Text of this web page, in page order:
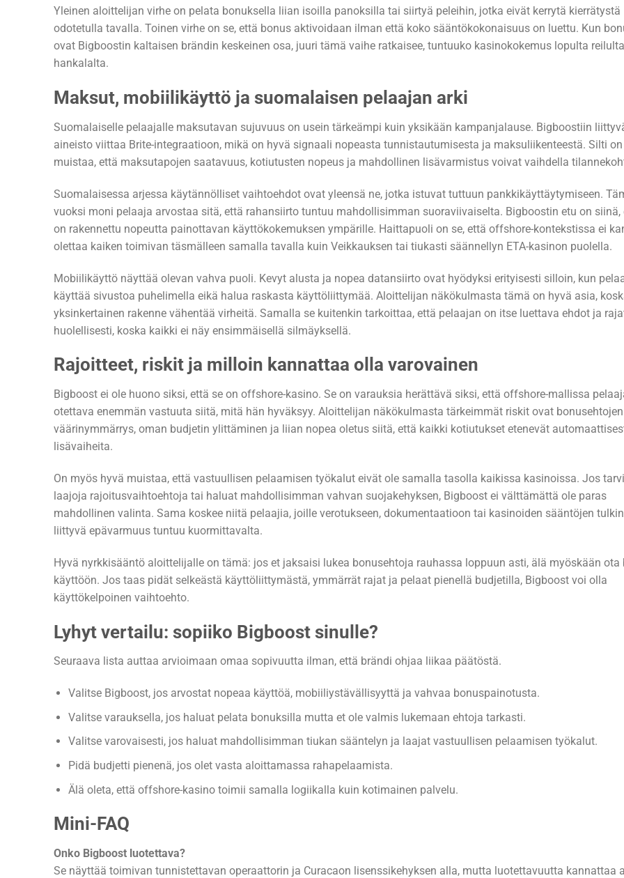
Yleinen aloittelijan virhe on pelata bonuksella liian isoilla panoksilla tai siirtyä peleihin, jotka eivät kerrytä kierrätystä
odotetulla tavalla. Toinen virhe on se, että bonus aktivoidaan ilman että koko sääntökokonaisuus on luettu. Kun
ovat Bigboostin kaltaisen brändin keskeinen osa, juuri tämä vaihe ratkaisee, tuntuuko kasinokokemus lopulta
hankalalta.
Maksut, mobiilikäyttö ja suomalaisen pelaajan arki
Suomalaiselle pelaajalle maksutavan sujuvuus on usein tärkeämpi kuin yksikään kampanjalause. Bigboostiin
aineisto viittaa Brite-integraatioon, mikä on hyvä signaali nopeasta tunnistautumisesta ja maksuliikenteestä. Silti
muistaa, että maksutapojen saatavuus, kotiutusten nopeus ja mahdollinen lisävarmistus voivat vaihdella
Suomalaisessa arjessa käytännölliset vaihtoehdot ovat yleensä ne, jotka istuvat tuttuun pankkikäyttäytymiseen.
vuoksi moni pelaaja arvostaa sitä, että rahansiirto tuntuu mahdollisimman suoraviivaiselta. Bigboostin etu on siinä,
on rakennettu nopeutta painottavan käyttökokemuksen ympärille. Haittapuoli on se, että offshore-kontekstissa ei
olettaa kaiken toimivan täsmälleen samalla tavalla kuin Veikkauksen tai tiukasti säännellyn ETA-kasinon puolella.
Mobiilikäyttö näyttää olevan vahva puoli. Kevyt alusta ja nopea datansiirto ovat hyödyksi erityisesti silloin, kun
käyttää sivustoa puhelimella eikä halua raskasta käyttöliittymää. Aloittelijan näkökulmasta tämä on hyvä asia,
yksinkertainen rakenne vähentää virheitä. Samalla se kuitenkin tarkoittaa, että pelaajan on itse luettava ehdot ja
huolellisesti, koska kaikki ei näy ensimmäisellä silmäyksellä.
Rajoitteet, riskit ja milloin kannattaa olla varovainen
Bigboost ei ole huono siksi, että se on offshore-kasino. Se on varauksia herättävä siksi, että offshore-mallissa
otettava enemmän vastuuta siitä, mitä hän hyväksyy. Aloittelijan näkökulmasta tärkeimmät riskit ovat bonusehtojen
väärinymmärrys, oman budjetin ylittäminen ja liian nopea oletus siitä, että kaikki kotiutukset etenevät
lisävaiheita.
On myös hyvä muistaa, että vastuullisen pelaamisen työkalut eivät ole samalla tasolla kaikissa kasinoissa. Jos
laajoja rajoitusvaihtoehtoja tai haluat mahdollisimman vahvan suojakehyksen, Bigboost ei välttämättä ole paras
mahdollinen valinta. Sama koskee niitä pelaajia, joille verotukseen, dokumentaatioon tai kasinoiden sääntöjen
liittyvä epävarmuus tuntuu kuormittavalta.
Hyvä nyrkkisääntö aloittelijalle on tämä: jos et jaksaisi lukea bonusehtoja rauhassa loppuun asti, älä myöskään ota
käyttöön. Jos taas pidät selkeästä käyttöliittymästä, ymmärrät rajat ja pelaat pienellä budjetilla, Bigboost voi olla
käyttökelpoinen vaihtoehto.
Lyhyt vertailu: sopiiko Bigboost sinulle?
Seuraava lista auttaa arvioimaan omaa sopivuutta ilman, että brändi ohjaa liikaa päätöstä.
Valitse Bigboost, jos arvostat nopeaa käyttöä, mobiiliystävällisyyttä ja vahvaa bonuspainotusta.
Valitse varauksella, jos haluat pelata bonuksilla mutta et ole valmis lukemaan ehtoja tarkasti.
Valitse varovaisesti, jos haluat mahdollisimman tiukan sääntelyn ja laajat vastuullisen pelaamisen työkalut.
Pidä budjetti pienenä, jos olet vasta aloittamassa rahapelaamista.
Älä oleta, että offshore-kasino toimii samalla logiikalla kuin kotimainen palvelu.
Mini-FAQ
Onko Bigboost luotettava?
Se näyttää toimivan tunnistettavan operaattorin ja Curacaon lisenssikehyksen alla, mutta luotettavuutta kannattaa